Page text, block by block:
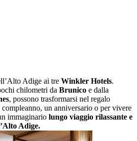
Adige ai tre Winkler Hotels.
chilometri da Brunico e dalla
, possono trasformarsi nel regalo
un anniversario o per vivere
immaginario lungo viaggio rilassante e
Adige.